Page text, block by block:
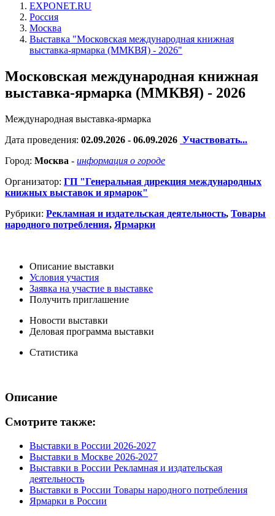
EXPONET.RU
Россия
Москва
Выставка "Московская международная книжная
выставка-ярмарка (ММКВЯ) - 2026"
Московская международная книжная
выставка-ярмарка (ММКВЯ) - 2026
Международная выставка-ярмарка
Дата проведения: 02.09.2026 - 06.09.2026 Участвовать...
Город: Москва - информация о городе
Организатор: ГП "Генеральная дирекция международных
книжных выставок и ярмарок"
Рубрики: Рекламная и издательская деятельность, Товары
народного потребления, Ярмарки
Описание выставки
Условия участия
Заявка на участие в выставке
Получить приглашение
Новости выставки
Деловая программа выставки
Статистика
Описание
Смотрите также:
Выставки в России 2026-2027
Выставки в Москве 2026-2027
Выставки в России Рекламная и издательская
деятельность
Выставки в России Товары народного потребления
Ярмарки в России